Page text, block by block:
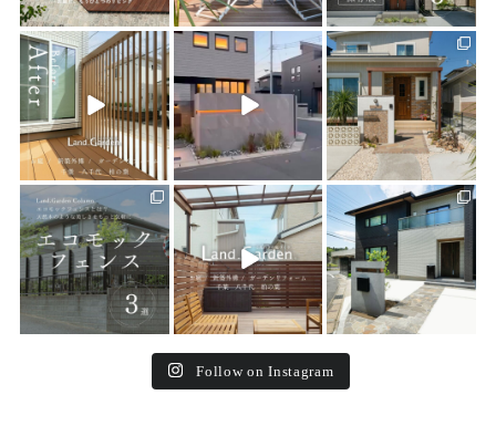
land_garden
22 0
land_garden
0
land_garden
25 0
land_garden
15 0
land_garden
32 0
land_garden
24 0
Follow on Instagram